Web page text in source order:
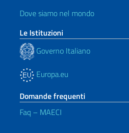
Dove siamo nel mondo
Le Istituzioni
Governo Italiano
Europa.eu
Domande frequenti
Faq – MAECI